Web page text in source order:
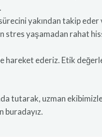
yakından takip
stres yaşamadan rahat
hareket ederiz. Etik
tutarak, uzman
buradayız.